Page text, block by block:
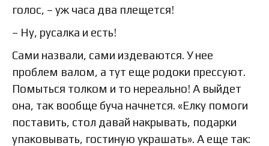
голос, – уж часа два плещется!
– Ну, русалка и есть!
Сами назвали, сами издеваются. У нее
проблем валом, а тут еще родоки прессуют.
Помыться толком и то нереально! А выйдет
она, так вообще буча начнется. «Елку помоги
поставить, стол давай накрывать, подарки
упаковывать, гостиную украшать». А еще так: